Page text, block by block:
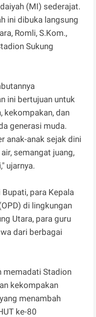
(MI) sederajat.
ini dibuka langsung
Romli, S.Kom.,
Sukung
ini bertujuan untuk
kekompakan, dan
generasi muda.
anak-anak sejak dini
semangat juang,
ujarnya.
para Kepala
di lingkungan
Utara, para guru
dari berbagai
memadati Stadion
kekompakan
menambah
ke-80